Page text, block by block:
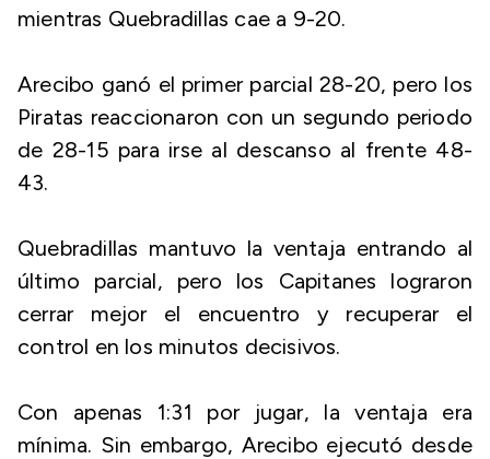
mientras Quebradillas cae a 9-20.
Arecibo ganó el primer parcial 28-20, pero los
Piratas reaccionaron con un segundo periodo
de 28-15 para irse al descanso al frente 48-
43.
Quebradillas mantuvo la ventaja entrando al
último parcial, pero los Capitanes lograron
cerrar mejor el encuentro y recuperar el
control en los minutos decisivos.
Con apenas 1:31 por jugar, la ventaja era
mínima. Sin embargo, Arecibo ejecutó desde